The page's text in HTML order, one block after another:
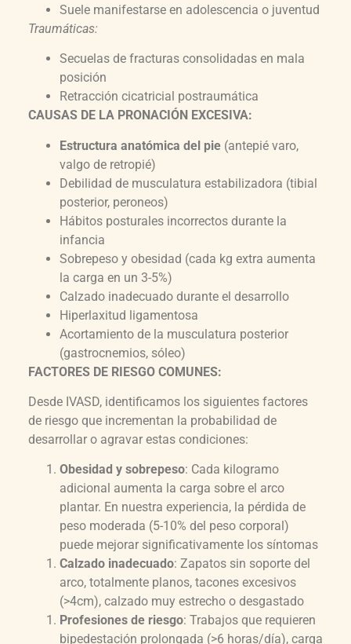
Suele manifestarse en adolescencia o juventud
Traumáticas:
Secuelas de fracturas consolidadas en mala
posición
Retracción cicatricial postraumática
CAUSAS DE LA PRONACIÓN EXCESIVA:
Estructura anatómica del pie(antepié varo,
valgo de retropié)
Debilidad de musculatura estabilizadora (tibial
posterior, peroneos)
Hábitos posturales incorrectos durante la
infancia
Sobrepeso y obesidad (cada kg extra aumenta
la carga en un 3-5%)
Calzado inadecuado durante el desarrollo
Hiperlaxitud ligamentosa
Acortamiento de la musculatura posterior
(gastrocnemios, sóleo)
FACTORES DE RIESGO COMUNES:
Desde IVASD, identificamos los siguientes factores
de riesgo que incrementan la probabilidad de
desarrollar o agravar estas condiciones:
Obesidad y sobrepeso: Cada kilogramo
adicional aumenta la carga sobre el arco
plantar. En nuestra experiencia, la pérdida de
peso moderada (5-10% del peso corporal)
puede mejorar significativamente los síntomas
Calzado inadecuado: Zapatos sin soporte del
arco, totalmente planos, tacones excesivos
(>4cm), calzado muy estrecho o desgastado
Profesiones de riesgo: Trabajos que requieren
bipedestación prolongada (>6 horas/día), carga